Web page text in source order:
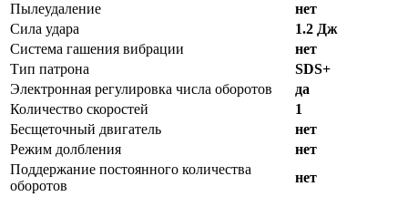
Пылеудаление
нет
Сила удара
1.2 Дж
Система гашения вибрации
нет
Тип патрона
SDS+
Электронная регулировка числа оборотов
да
Количество скоростей
1
Бесщеточный двигатель
нет
Режим долбления
нет
Поддержание постоянного количества
оборотов
нет